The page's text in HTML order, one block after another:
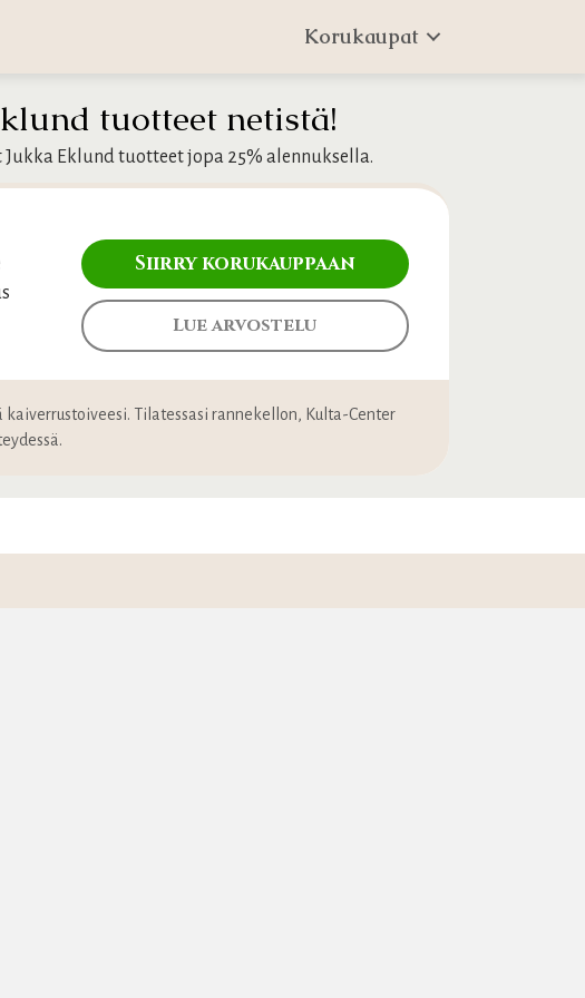
Korukaupat
tuotteet netistä!
Eklund tuotteet jopa 25% alennuksella.
Siirry korukauppaan
Lue arvostelu
Tilatessasi rannekellon, Kulta-Center